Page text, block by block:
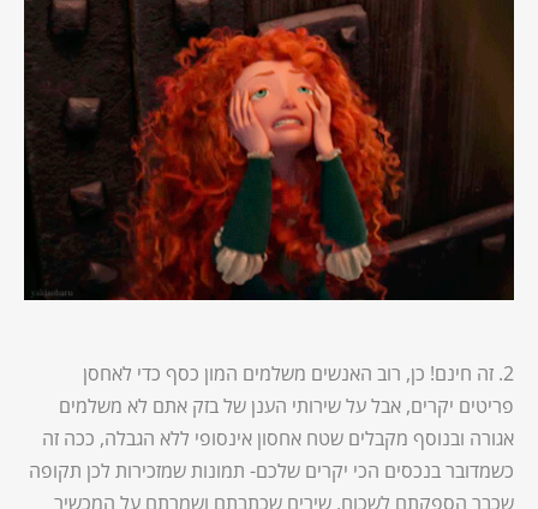
2. זה חינם! כן, רוב האנשים משלמים המון כסף כדי לאחסן
פריטים יקרים, אבל על שירותי הענן של בזק אתם לא משלמים
אגורה ובנוסף מקבלים שטח אחסון אינסופי ללא הגבלה, ככה זה
כשמדובר בנכסים הכי יקרים שלכם- תמונות שמזכירות לכן תקופה
שכבר הספקתם לשכוח, שירים שכתבתם ושמרתם על המכשיר